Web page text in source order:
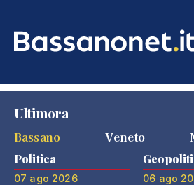
Ultimora
Bassano
Veneto
Politica
07 ago 2026 06 ago